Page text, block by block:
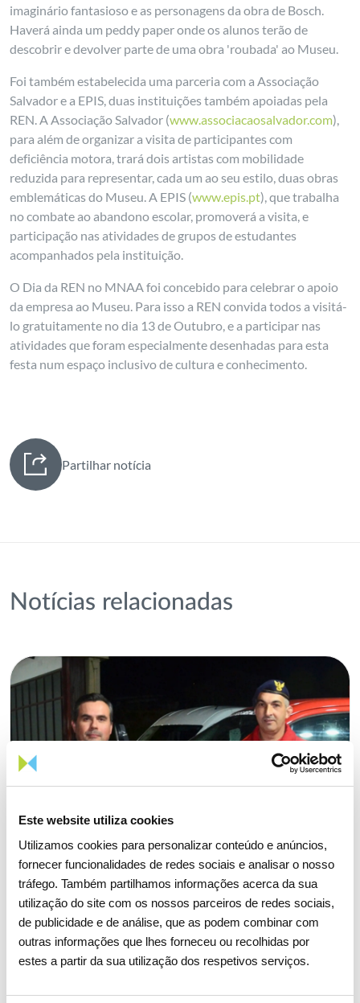
Este website utiliza cookies
Utilizamos cookies para personalizar conteúdo e anúncios,
fornecer funcionalidades de redes sociais e analisar o nosso
tráfego. Também partilhamos informações acerca da sua
utilização do site com os nossos parceiros de redes sociais,
de publicidade e de análise, que as podem combinar com
outras informações que lhes forneceu ou recolhidas por
estes a partir da sua utilização dos respetivos serviços.
imaginário fantasioso e as personagens da obra de Bosch.
Haverá ainda um peddy paper onde os alunos terão de
descobrir e devolver parte de uma obra 'roubada' ao Museu.
Foi também estabelecida uma parceria com a Associação
Salvador e a EPIS, duas instituições também apoiadas pela
REN. A Associação Salvador (www.associacaosalvador.com),
para além de organizar a visita de participantes com
deficiência motora, trará dois artistas com mobilidade
reduzida para representar, cada um ao seu estilo, duas obras
emblemáticas do Museu. A EPIS (www.epis.pt), que trabalha
no combate ao abandono escolar, promoverá a visita, e
participação nas atividades de grupos de estudantes
acompanhados pela instituição.
O Dia da REN no MNAA foi concebido para celebrar o apoio
da empresa ao Museu. Para isso a REN convida todos a visitá-
lo gratuitamente no dia 13 de Outubro, e a participar nas
atividades que foram especialmente desenhadas para esta
festa num espaço inclusivo de cultura e conhecimento.
Partilhar notícia
Notícias relacionadas